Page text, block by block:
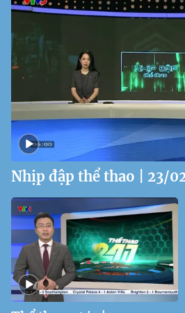
Nhịp đập thể thao | 23/